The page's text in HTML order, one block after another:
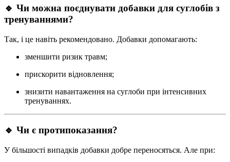
🔹 Чи можна поєднувати добавки для суглобів з
тренуваннями?
Так, і це навіть рекомендовано. Добавки допомагають:
зменшити ризик травм;
прискорити відновлення;
знизити навантаження на суглоби при інтенсивних
тренуваннях.
🔹 Чи є протипоказання?
У більшості випадків добавки добре переносяться. Але при: